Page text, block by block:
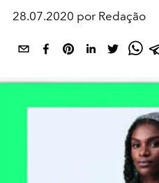
28.07.2020 por Redação